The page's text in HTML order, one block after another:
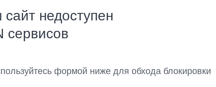
недоступен
сервисов
формой ниже для обхода блокировки